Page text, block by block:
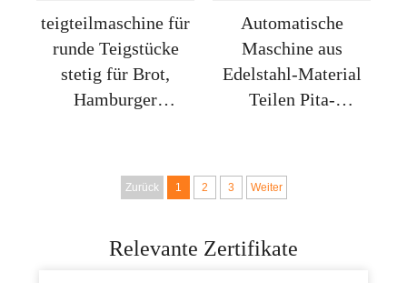
teigteilmaschine für
runde Teigstücke
stetig für Brot,
Hamburger
Teigmachmaschinen
Automatische
Maschine aus
Edelstahl-Material
Teilen Pita-
Maquina De
Boleadora Masa Pan
Zurück 1 2 3 Weiter
Relevante Zertifikate